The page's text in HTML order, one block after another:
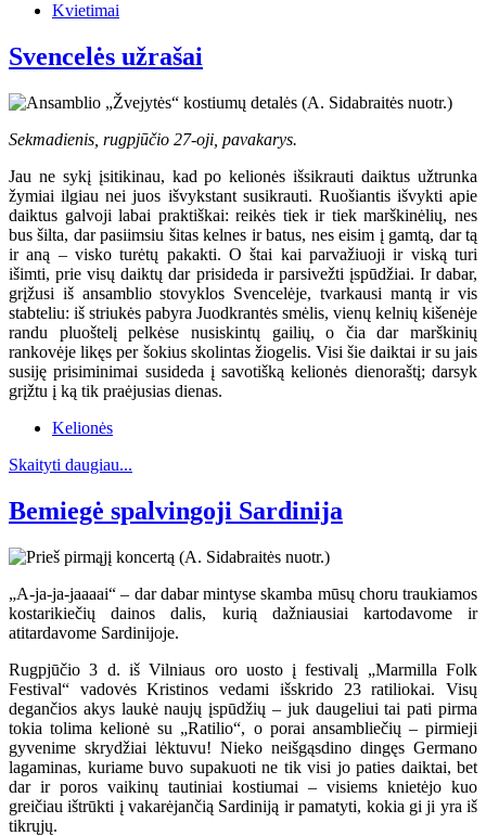
Kvietimai
Svencelės užrašai
Sekmadienis, rugpjūčio 27-oji, pavakarys.
Jau ne sykį įsitikinau, kad po kelionės išsikrauti daiktus užtrunka
žymiai ilgiau nei juos išvykstant susikrauti. Ruošiantis išvykti apie
daiktus galvoji labai praktiškai: reikės tiek ir tiek marškinėlių, nes
bus šilta, dar pasiimsiu šitas kelnes ir batus, nes eisim į gamtą, dar tą
ir aną – visko turėtų pakakti. O štai kai parvažiuoji ir viską turi
išimti, prie visų daiktų dar prisideda ir parsivežti įspūdžiai. Ir dabar,
grįžusi iš ansamblio stovyklos Svencelėje, tvarkausi mantą ir vis
stabteliu: iš striukės pabyra Juodkrantės smėlis, vienų kelnių kišenėje
randu pluoštelį pelkėse nusiskintų gailių, o čia dar marškinių
rankovėje likęs per šokius skolintas žiogelis. Visi šie daiktai ir su jais
susiję prisiminimai susideda į savotišką kelionės dienoraštį; darsyk
grįžtu į ką tik praėjusias dienas.
Kelionės
Skaityti daugiau...
Bemiegė spalvingoji Sardinija
„A-ja-ja-jaaaai“ – dar dabar mintyse skamba mūsų choru traukiamos
kostarikiečių dainos dalis, kurią dažniausiai kartodavome ir
atitardavome Sardinijoje.
Rugpjūčio 3 d. iš Vilniaus oro uosto į festivalį „Marmilla Folk
Festival“ vadovės Kristinos vedami išskrido 23 ratiliokai. Visų
degančios akys laukė naujų įspūdžių – juk daugeliui tai pati pirma
tokia tolima kelionė su „Ratilio“, o porai ansambliečių – pirmieji
gyvenime skrydžiai lėktuvu! Nieko neišgąsdino dingęs Germano
lagaminas, kuriame buvo supakuoti ne tik visi jo paties daiktai, bet
dar ir poros vaikinų tautiniai kostiumai – visiems knietėjo kuo
greičiau ištrūkti į vakarėjančią Sardiniją ir pamatyti, kokia gi ji yra iš
tikrųjų.